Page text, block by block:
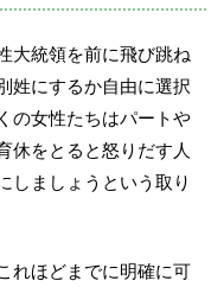
大統領を前に飛び跳ね
姓にするか自由に選択
の女性たちはパートや
休をとると怒りだす人
しましょうという取り
れほどまでに明確に可